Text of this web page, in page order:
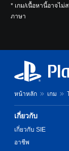
* เกม/เนื้อหานี้อาจไ
ภาษา
หน้าหลัก เกม
เกี่ยวกับ
เกี่ยวกับ SIE
อาชีพ